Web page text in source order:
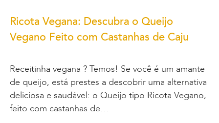
Ricota Vegana: Descubra o Queijo
Vegano Feito com Castanhas de Caju
Receitinha vegana ? Temos! Se você é um amante
de queijo, está prestes a descobrir uma alternativa
deliciosa e saudável: o Queijo tipo Ricota Vegano,
feito com castanhas de…